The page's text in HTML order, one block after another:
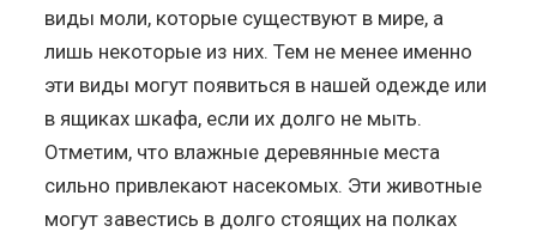
виды моли, которые существуют в мире, а
лишь некоторые из них. Тем не менее именно
эти виды могут появиться в нашей одежде или
в ящиках шкафа, если их долго не мыть.
Отметим, что влажные деревянные места
сильно привлекают насекомых. Эти животные
могут завестись в долго стоящих на полках